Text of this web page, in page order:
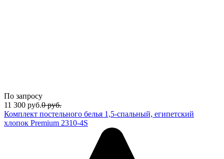
По запросу
11 300 руб.0 руб.
Комплект постельного белья 1,5-спальный, египетский
хлопок Premium 2310-4S